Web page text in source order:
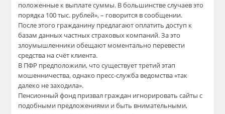
положенные к выплате суммы. В большинстве случаев это
порядка 100 тыс. рублей», – говорится в сообщении.
После этого гражданину предлагают оплатить доступ к
базам данных частных страховых компаний. За это
злоумышленники обещают моментально перевести
средства на счёт клиента.
В ПФР предположили, что существует третий этап
мошенничества, однако пресс-служба ведомства «так
далеко не заходила».
Пенсионный фонд призвал граждан игнорировать сайты с
подобными предложениями и быть внимательными,